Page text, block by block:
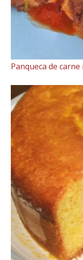
Panqueca de